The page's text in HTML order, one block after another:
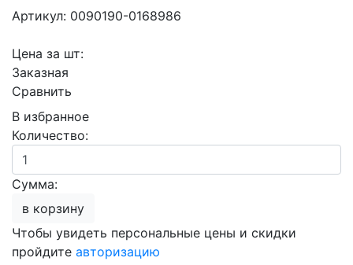
Артикул: 0090190-0168986
Цена за шт:
Заказная
Сравнить
В избранное
Количество:
Сумма:
в корзину
Чтобы увидеть персональные цены и скидки
пройдите авторизацию